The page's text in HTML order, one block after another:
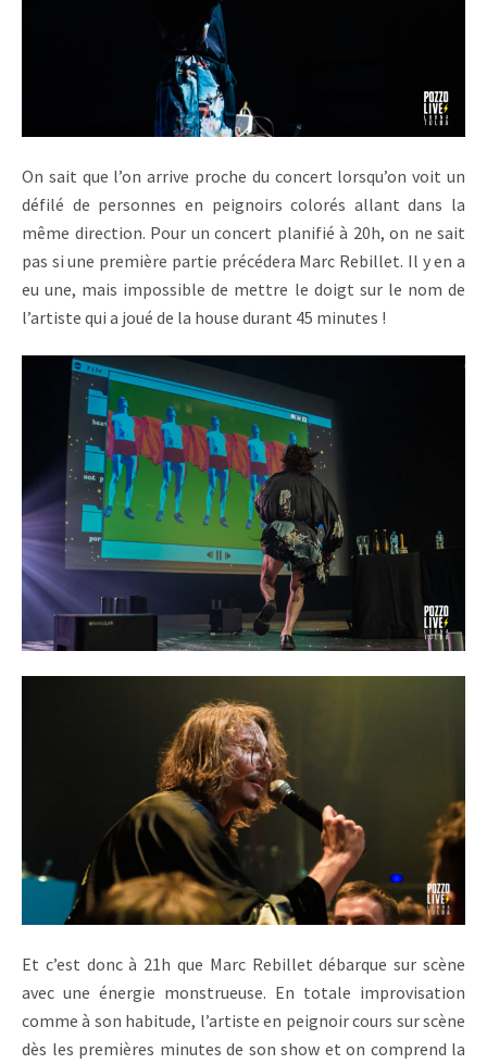
On sait que l’on arrive proche du concert lorsqu’on voit un
défilé de personnes en peignoirs colorés allant dans la
même direction. Pour un concert planifié à 20h, on ne sait
pas si une première partie précédera Marc Rebillet. Il y en a
eu une, mais impossible de mettre le doigt sur le nom de
l’artiste qui a joué de la house durant 45 minutes !
Et c’est donc à 21h que Marc Rebillet débarque sur scène
avec une énergie monstrueuse. En totale improvisation
comme à son habitude, l’artiste en peignoir cours sur scène
dès les premières minutes de son show et on comprend la